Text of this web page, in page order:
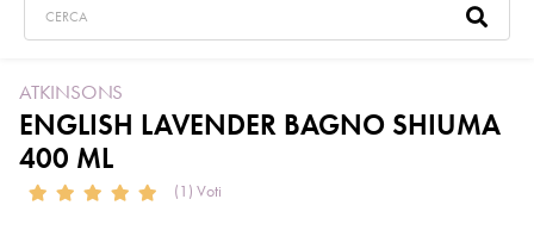
ATKINSONS
ENGLISH LAVENDER BAGNO SHIUMA
400 ML
(1) Voti